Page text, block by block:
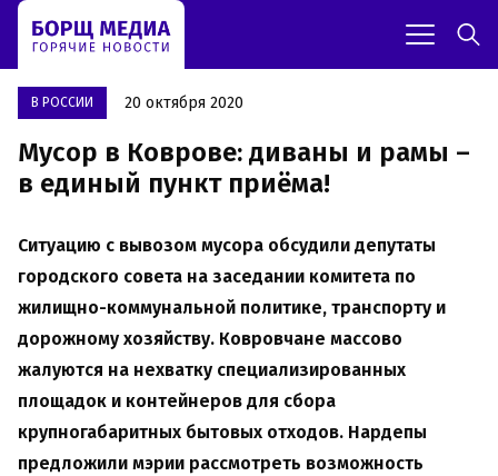
В РОССИИ 20 октября 2020
Мусор в Коврове: диваны и рамы –
в единый пункт приёма!
Ситуацию с вывозом мусора обсудили депутаты
городского совета на заседании комитета по
жилищно-коммунальной политике, транспорту и
дорожному хозяйству. Ковровчане массово
жалуются на нехватку специализированных
площадок и контейнеров для сбора
крупногабаритных бытовых отходов. Нардепы
предложили мэрии рассмотреть возможность